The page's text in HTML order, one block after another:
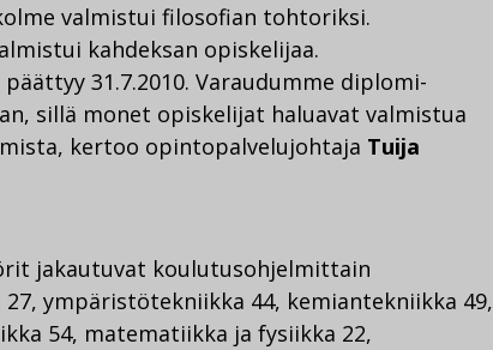
valmistui filosofian tohtoriksi.
kahdeksan opiskelijaa.
31.7.2010. Varaudumme diplomi-
sillä monet opiskelijat haluavat valmistua
kertoo opintopalvelujohtaja Tuija
jakautuvat koulutusohjelmittain
ympäristötekniikka 44, kemiantekniikka 49,
54, matematiikka ja fysiikka 22,